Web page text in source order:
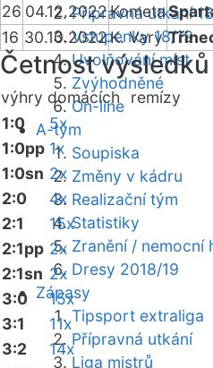
Přípravná utkání
Vstupenky 18/19
Uvolňování míst
Zvýhodněné
On-line
A-tým
Soupiska
Změny v kádru
Realizační tým
Statistiky
Zranění / nemocní
Dresy 2018/19
Zápasy
Tipsport extraliga
Přípravná utkání
Liga mistrů
26 04.12.2022Kometa
16 30.10.2022K. Vary
Četnost výsledků
výhry domácích
1:0
5x
1:0pp 1x
1:0sn 2x
2:0
4x
2:1
15x
2:1pp 2x
2:1sn 2x
3:0
15x
3:1
11x
3:2
14x